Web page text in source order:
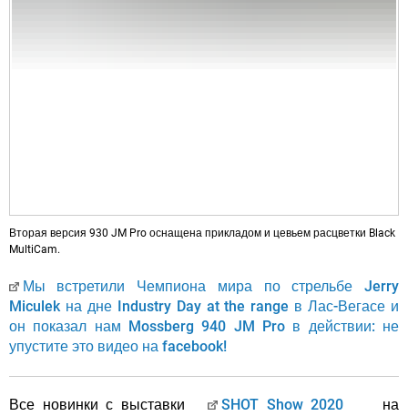
Вторая версия 930 JM Pro оснащена прикладом и цевьем расцветки Black
MultiCam.
Мы встретили Чемпиона мира по стрельбе Jerry
Miculek на дне Industry Day at the range в Лас-Вегасе и
он показал нам Mossberg 940 JM Pro в действии: не
упустите это видео на facebook!
Все новинки с выставки SHOT Show 2020 на